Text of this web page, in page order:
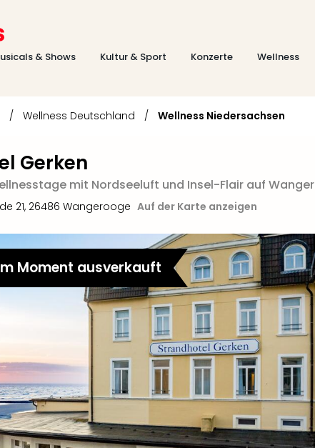
& Shows Kultur & Sport Konzerte Wellness
/ Wellness Deutschland / Wellness Niedersachsen
Gerken
mit Nordseeluft und Insel-Flair auf
21, 26486 Wangerooge Auf der Karte anzeigen
Moment ausverkauft